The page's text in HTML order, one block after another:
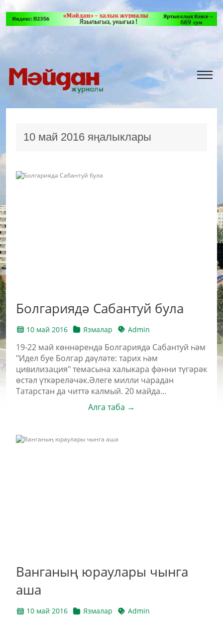
10 май 2016 яңалыклары
Болгариядә Сабантуй була
10 май 2016 Язмалар Admin
19-22 май көннәрендә Болгариядә Сабантуй һәм
"Идел буе Болгар дәүләте: тарих һәм
цивилизация" темасына халыкара фәнни түгәрәк
өстәл үткәреләчәк.Әлеге милли чарадан
Татарстан да читтә калмый. 20 майда...
Алга таба →
Ванганың юраулары чынга
аша
10 май 2016 Язмалар Admin